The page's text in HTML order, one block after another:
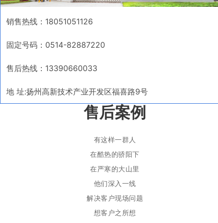
销售热线：18051051126
固定号码：0514-82887220
售后热线：13390660033
地 址:扬州高新技术产业开发区福喜路9号
售后案例
有这样一群人
在酷热的骄阳下
在严寒的大山里
他们深入一线
解决客户现场问题
想客户之所想